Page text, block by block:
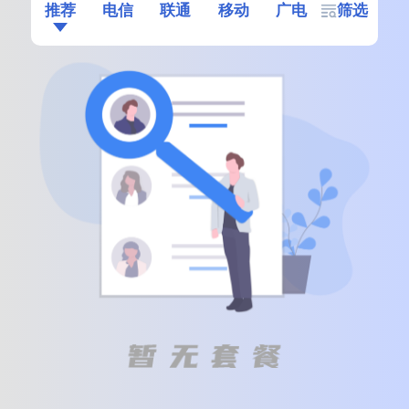
推荐 电信 联通 移动 广电 筛选